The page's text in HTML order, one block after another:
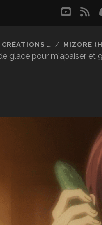
glace pour m'apaiser et
CRÉATIONS … MIZORE